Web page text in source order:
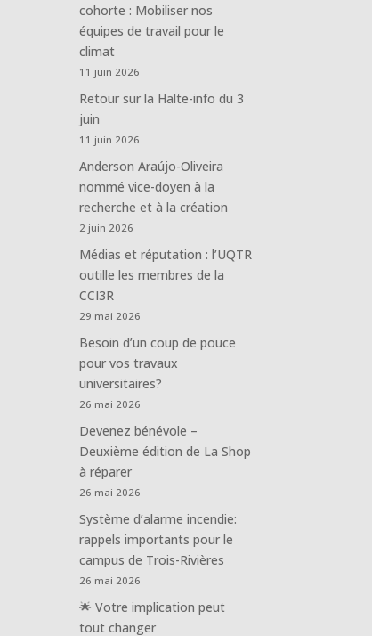
cohorte : Mobiliser nos
équipes de travail pour le
climat
11 juin 2026
Retour sur la Halte-info du 3
juin
11 juin 2026
Anderson Araújo-Oliveira
nommé vice-doyen à la
recherche et à la création
2 juin 2026
Médias et réputation : l’UQTR
outille les membres de la
CCI3R
29 mai 2026
Besoin d’un coup de pouce
pour vos travaux
universitaires?
26 mai 2026
Devenez bénévole –
Deuxième édition de La Shop
à réparer
26 mai 2026
Système d’alarme incendie:
rappels importants pour le
campus de Trois-Rivières
26 mai 2026
🌟 Votre implication peut
tout changer